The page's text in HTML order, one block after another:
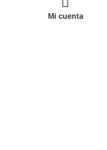
Mi cuenta